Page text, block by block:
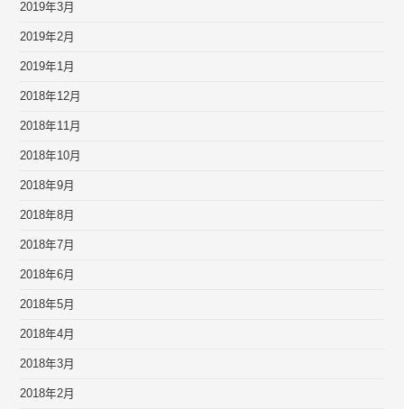
2019年3月
2019年2月
2019年1月
2018年12月
2018年11月
2018年10月
2018年9月
2018年8月
2018年7月
2018年6月
2018年5月
2018年4月
2018年3月
2018年2月